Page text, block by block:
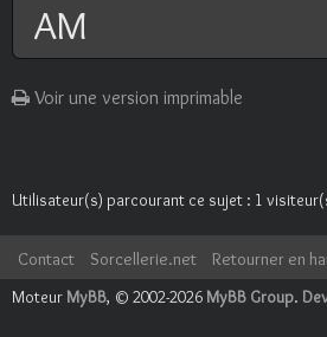
AM
Voir une version imprimable
Utilisateur(s) parcourant ce sujet : 1
Contact Sorcellerie.net Retourner en
Moteur MyBB, © 2002-2026 MyBB Group.